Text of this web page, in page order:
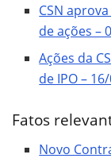
CSN
de ações –
Ações da
de IPO –
Fatos
Novo